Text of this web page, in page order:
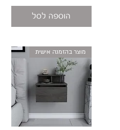
הוספה לסל
מוצר בהזמנה אישית